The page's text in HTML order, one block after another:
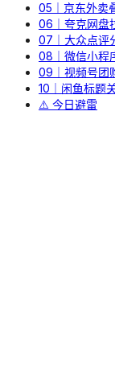
05｜京东外卖
06｜夸克网盘
07｜大众点评
08｜微信小程
09｜视频号团
10｜闲鱼标题
⚠️ 今日避雷